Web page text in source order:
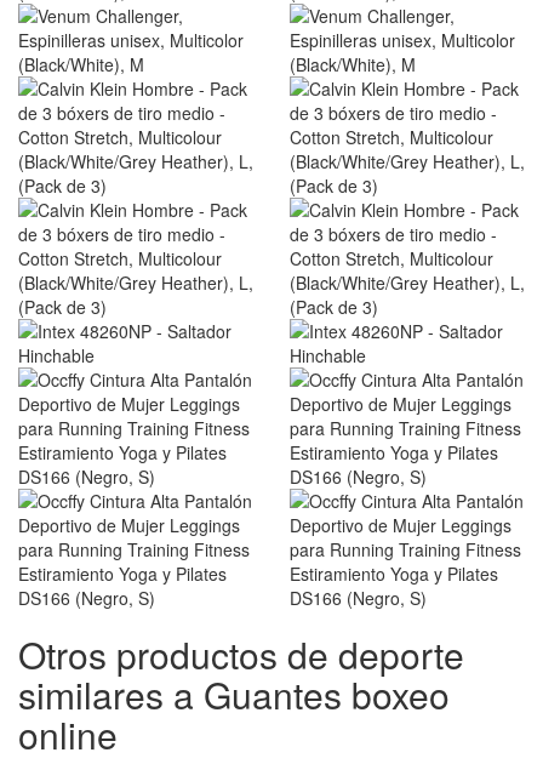
Otros productos de deporte
similares a Guantes boxeo
online